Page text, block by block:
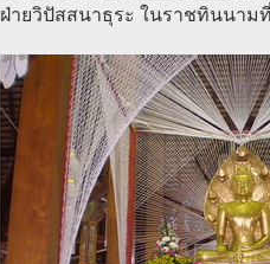
ฝ่ายวิปัสสนาธุระ ในราชทินนาม